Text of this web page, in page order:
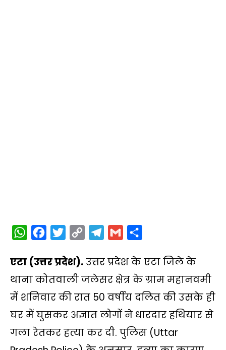
W
a
t
s
A
p
c
e
b
k
i
t
t
p
y
L
k
l
e
g
r
m
a
i
l
a
r
e
एटा (उत्तर प्रदेश).उत्तर प्रदेश के एटा जिले के
थाना कोतवाली जलेसर क्षेत्र के ग्राम महानवमी
में शनिवार की रात 50 वर्षीय दलित की उसके ही
घर में घुसकर अज्ञात लोगों ने धारदार हथियार से
गला रेतकर हत्या कर दी. पुलिस (Uttar